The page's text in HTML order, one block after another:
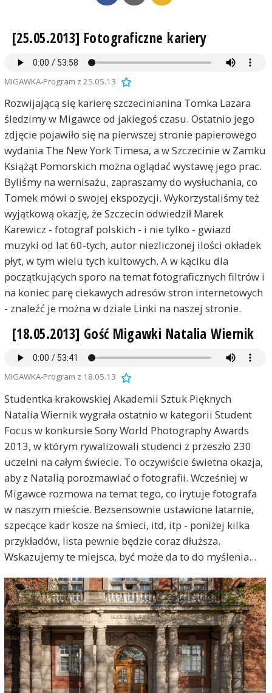
[25.05.2013] Fotograficzne kariery
MIGAWKA-Program z 25.05.13
Rozwijającą się karierę szczecinianina Tomka Lazara
śledzimy w Migawce od jakiegoś czasu. Ostatnio jego
zdjęcie pojawiło się na pierwszej stronie papierowego
wydania The New York Timesa, a w Szczecinie w Zamku
Książąt Pomorskich można oglądać wystawę jego prac.
Byliśmy na wernisażu, zapraszamy do wysłuchania, co
Tomek mówi o swojej ekspozycji. Wykorzystaliśmy też
wyjątkową okazję, że Szczecin odwiedził Marek
Karewicz - fotograf polskich - i nie tylko - gwiazd
muzyki od lat 60-tych, autor niezliczonej ilości okładek
płyt, w tym wielu tych kultowych. A w kąciku dla
początkujących sporo na temat fotograficznych filtrów i
na koniec parę ciekawych adresów stron internetowych
- znaleźć je można w dziale Linki na naszej stronie.
[18.05.2013] Gość Migawki Natalia Wiernik
MIGAWKA-Program z 18.05.13
Studentka krakowskiej Akademii Sztuk Pięknych
Natalia Wiernik wygrała ostatnio w kategorii Student
Focus w konkursie Sony World Photography Awards
2013, w którym rywalizowali studenci z przeszło 230
uczelni na całym świecie. To oczywiście świetna okazja,
aby z Natalią porozmawiać o fotografii. Wcześniej w
Migawce rozmowa na temat tego, co irytuje fotografa
w naszym mieście. Bezsensownie ustawione latarnie,
szpecące kadr kosze na śmieci, itd, itp - poniżej kilka
przykładów, lista pewnie będzie coraz dłuższa.
Wskazujemy te miejsca, być może da to do myślenia...